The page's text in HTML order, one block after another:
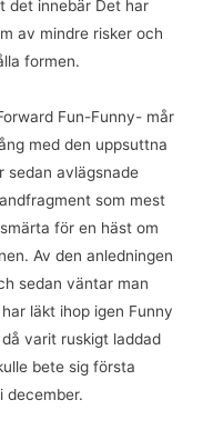
det innebär Det har
av mindre risker och
formen.
Fun-Funny- mår
med den uppsuttna
avlägsnade
som mest
för en häst om
Av den anledningen
sedan väntar man
läkt ihop igen Funny
varit ruskigt laddad
bete sig första
december.